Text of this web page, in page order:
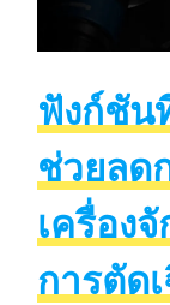
ฟังก์ชัน
ช่วยลด
เครื่อง
การตัด